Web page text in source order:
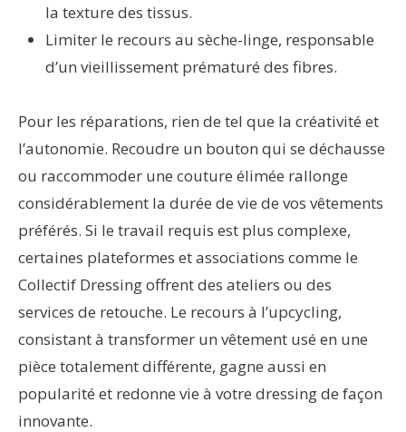
la texture des tissus.
Limiter le recours au sèche-linge, responsable
d’un vieillissement prématuré des fibres.
Pour les réparations, rien de tel que la créativité et
l’autonomie. Recoudre un bouton qui se déchausse
ou raccommoder une couture élimée rallonge
considérablement la durée de vie de vos vêtements
préférés. Si le travail requis est plus complexe,
certaines plateformes et associations comme le
Collectif Dressing offrent des ateliers ou des
services de retouche. Le recours à l’upcycling,
consistant à transformer un vêtement usé en une
pièce totalement différente, gagne aussi en
popularité et redonne vie à votre dressing de façon
innovante.